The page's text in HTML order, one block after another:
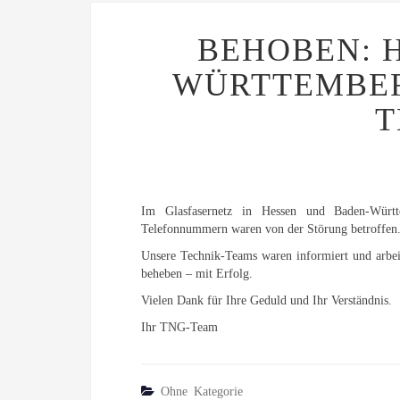
BEHOBEN:
Im Glasfasernetz in Hessen und Baden-
Telefonnummern waren von der Störung betroffen.
Unsere Technik-Teams waren informiert und
beheben – mit Erfolg.
Vielen Dank für Ihre Geduld und Ihr Verständnis.
Ihr TNG-Team
Ohne Kategorie